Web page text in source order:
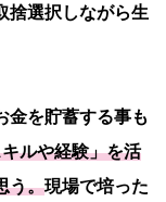
選択しながら生
金を貯蓄する事も
ルや経験」を活
う。現場で培った